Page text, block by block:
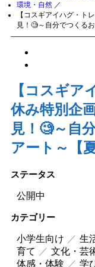
環境・自然 ／
【コスギアイハグ・ト
見！🧐～自分でつくる
【コスギア
休み特別企
見！🧐～自
アート～【
ステータス
公開中
カテゴリー
小学生向け 生
育て
文化・芸
体感・体験
学